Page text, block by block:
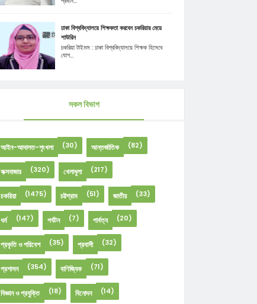
ঢাকা বিশ্ববিদ্যালয়ে শিক্ষকতা করবেন চকরিয়ার মেয়ে
শাউরিন
চকরিয়া টাইমস : ঢাকা বিশ্ববিদ্যালয়ে শিক্ষক হিসেবে
যোগ...
সকল বিভাগ
আইন-আদালত-শৃংখলা (30) আন্তর্জাতিক (82)
কক্সবাজার (320) খেলাধুলা (217)
চকরিয়া (1475) চট্টগ্রাম (51) জাতীয় (33)
ধর্ম (147) পর্যটন (7) পার্বত্য (20)
প্রকৃতি ও পরিবেশ (35) প্রবাসী (32)
প্রশাসন (354) বাণিজ্যিক (71)
বিজ্ঞান ও প্রযুক্তি (18) বিনোদন (14)